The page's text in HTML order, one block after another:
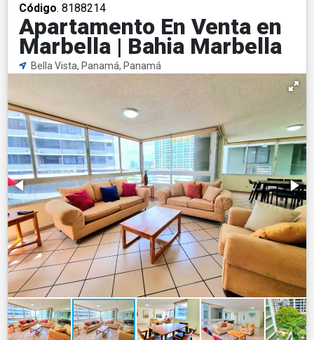
Código. 8188214
Apartamento En Venta en
Marbella | Bahia Marbella
Bella Vista, Panamá, Panamá